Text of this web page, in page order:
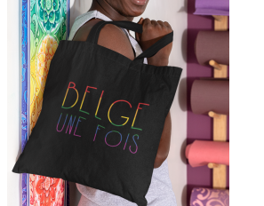
Aperçu rapide
Gris Noir Bleu foncé Bleu